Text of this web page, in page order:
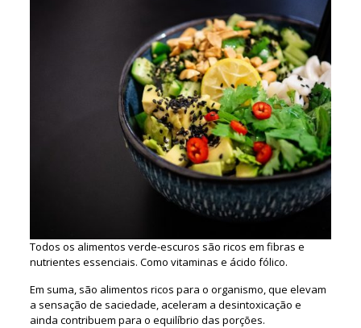
Todos os alimentos verde-escuros são ricos em fibras e
nutrientes essenciais. Como vitaminas e ácido fólico.
Em suma, são alimentos ricos para o organismo, que elevam
a sensação de saciedade, aceleram a desintoxicação e
ainda contribuem para o equilíbrio das porções.